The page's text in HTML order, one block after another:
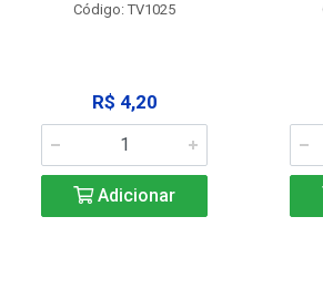
Código: TV1025
R$ 4,20
Adicionar